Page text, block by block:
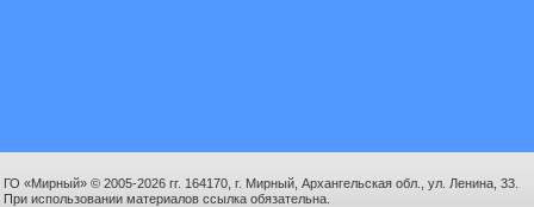
ГО «Мирный» © 2005-2026 гг. 164170, г. Мирный, Архангельская обл., ул. Ленина, 33.
При использовании материалов ссылка обязательна.